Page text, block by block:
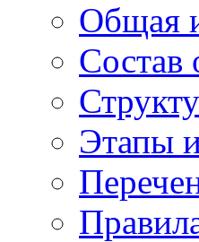
Общая
Состав
Этапы